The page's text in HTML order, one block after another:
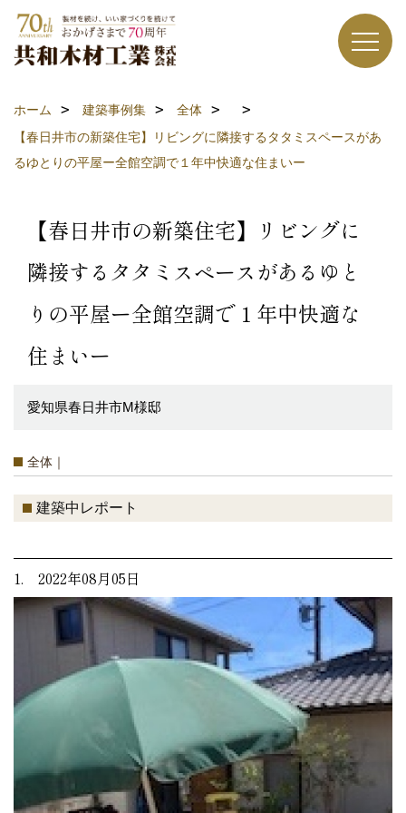
ホーム 建築事例集
全体
【春日井市の新築住宅】リビングに隣接するタタミスペースがあ
るゆとりの平屋ー全館空調で１年中快適な住まいー
【春日井市の新築住宅】リビングに
隣接するタタミスペースがあるゆと
りの平屋ー全館空調で１年中快適な
住まいー
愛知県春日井市M様邸
全体｜
建築中レポート
1. 2022年08月05日